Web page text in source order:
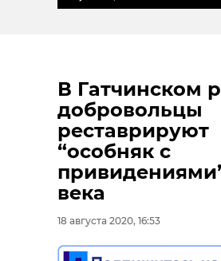
В Гатчинском
добровольцы
реставрируют
“особняк с
века
18 августа 2020, 16:53